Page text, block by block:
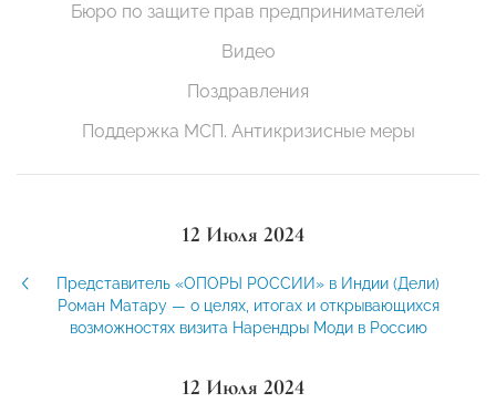
Бюро по защите прав предпринимателей
Видео
Поздравления
Поддержка МСП. Антикризисные меры
12 Июля 2024
Представитель «ОПОРЫ РОССИИ» в Индии (Дели)
Роман Матару — о целях, итогах и открывающихся
возможностях визита Нарендры Моди в Россию
12 Июля 2024